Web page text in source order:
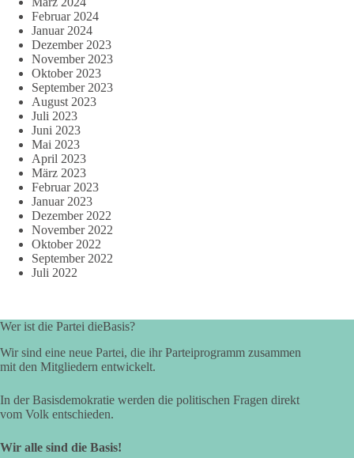
Februar 2024
Januar 2024
Dezember 2023
November 2023
Oktober 2023
September 2023
August 2023
Juli 2023
Juni 2023
Mai 2023
April 2023
März 2023
Februar 2023
Januar 2023
Dezember 2022
November 2022
Oktober 2022
September 2022
Juli 2022
Wer ist die Partei dieBasis?
Wir sind eine neue Partei, die ihr Parteiprogramm zusammen
mit den Mitgliedern entwickelt.
In der Basisdemokratie werden die politischen Fragen direkt
vom Volk entschieden.
Wir alle sind die Basis!